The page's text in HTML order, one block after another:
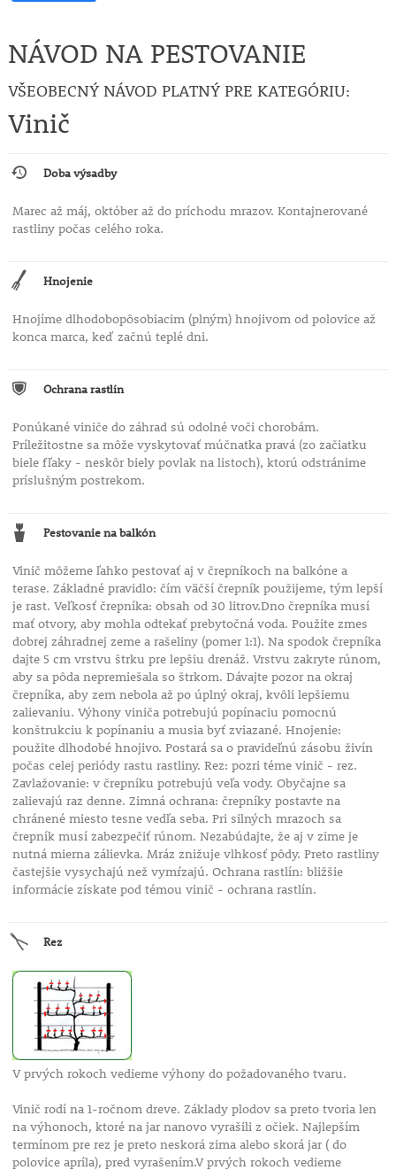
NÁVOD NA PESTOVANIE
VŠEOBECNÝ NÁVOD PLATNÝ PRE KATEGÓRIU:
Vinič
Doba výsadby
Marec až máj, október až do príchodu mrazov. Kontajnerované
rastliny počas celého roka.
Hnojenie
Hnojíme dlhodobopôsobiacim (plným) hnojivom od polovice až
konca marca, keď začnú teplé dni.
Ochrana rastlín
Ponúkané viniče do záhrad sú odolné voči chorobám.
Príležitostne sa môže vyskytovať múčnatka pravá (zo začiatku
biele fľaky - neskôr biely povlak na listoch), ktorú odstránime
príslušným postrekom.
Pestovanie na balkón
Vinič môžeme ľahko pestovať aj v črepníkoch na balkóne a
terase. Základné pravidlo: čím väčší črepník použijeme, tým lepší
je rast. Veľkosť črepníka: obsah od 30 litrov.Dno črepníka musí
mať otvory, aby mohla odtekať prebytočná voda. Použite zmes
dobrej záhradnej zeme a rašeliny (pomer 1:1). Na spodok črepníka
dajte 5 cm vrstvu štrku pre lepšiu drenáž. Vrstvu zakryte rúnom,
aby sa pôda nepremiešala so štrkom. Dávajte pozor na okraj
črepníka, aby zem nebola až po úplný okraj, kvôli lepšiemu
zalievaniu. Výhony viniča potrebujú popínaciu pomocnú
konštrukciu k popínaniu a musia byť zviazané. Hnojenie:
použite dlhodobé hnojivo. Postará sa o pravideľnú zásobu živín
počas celej periódy rastu rastliny. Rez: pozri téme vinič - rez.
Zavlažovanie: v črepníku potrebujú veľa vody. Obyčajne sa
zalievajú raz denne. Zimná ochrana: črepníky postavte na
chránené miesto tesne vedľa seba. Pri silných mrazoch sa
črepník musí zabezpečiť rúnom. Nezabúdajte, že aj v zime je
nutná mierna zálievka. Mráz znižuje vlhkosť pôdy. Preto rastliny
častejšie vysychajú než vymŕzajú. Ochrana rastlín: bližšie
informácie získate pod témou vinič - ochrana rastlín.
Rez
V prvých rokoch vedieme výhony do požadovaného tvaru.
Vinič rodí na 1-ročnom dreve. Základy plodov sa preto tvoria len
na výhonoch, ktoré na jar nanovo vyrašili z očiek. Najlepším
termínom pre rez je preto neskorá zima alebo skorá jar ( do
polovice apríla), pred vyrašením.V prvých rokoch vedieme